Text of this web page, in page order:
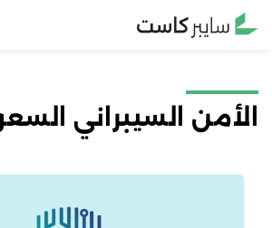
Skip
الأمن السيبراني